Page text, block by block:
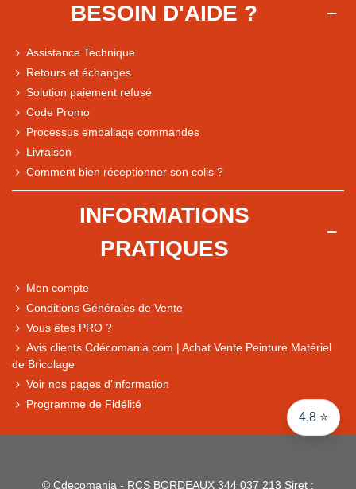
4,8 ⭐
Comparaison des performances du magasin
Express, Chez vous, Point relais, Retrait magasin
BESOIN D'AIDE ?
Assistance Technique
Retours et échanges
Solution paiement refusé
Code Promo
Processus emballage commandes
Livraison
Comment bien réceptionner son colis ?
INFORMATIONS
PRATIQUES
Mon compte
Conditions Générales de Vente
Vous êtes PRO ?
Avis clients Cdécomania.com | Achat Vente Peinture Matériel
de Bricolage
Voir nos pages d'information
Programme de Fidélité
© Cdecomania - RCS BORDEAUX 344 037 213 Siret :